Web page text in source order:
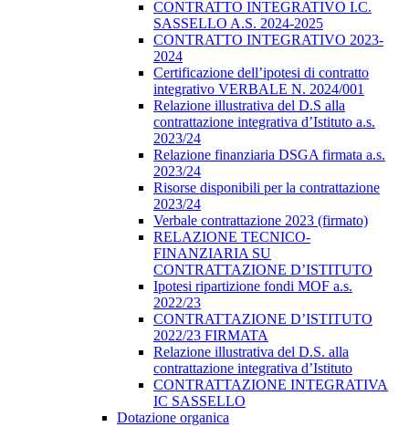
CONTRATTO INTEGRATIVO I.C.
SASSELLO A.S. 2024-2025
CONTRATTO INTEGRATIVO 2023-
2024
Certificazione dell’ipotesi di contratto
integrativo VERBALE N. 2024/001
Relazione illustrativa del D.S alla
contrattazione integrativa d’Istituto a.s.
2023/24
Relazione finanziaria DSGA firmata a.s.
2023/24
Risorse disponibili per la contrattazione
2023/24
Verbale contrattazione 2023 (firmato)
RELAZIONE TECNICO-
FINANZIARIA SU
CONTRATTAZIONE D’ISTITUTO
Ipotesi ripartizione fondi MOF a.s.
2022/23
CONTRATTAZIONE D’ISTITUTO
2022/23 FIRMATA
Relazione illustrativa del D.S. alla
contrattazione integrativa d’Istituto
CONTRATTAZIONE INTEGRATIVA
IC SASSELLO
Dotazione organica